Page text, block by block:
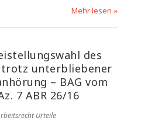
Mehr lesen »
des
unterbliebener
– BAG vom
7 ABR 26/16
Urteile